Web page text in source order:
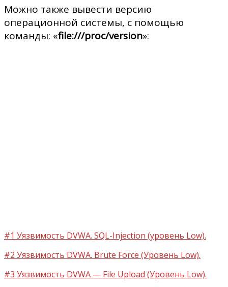
Можно также вывести версию
операционной системы, с помощью
команды: «file:///proc/version»:
#1 Уязвимость DVWA. SQL-Injection (уровень Low).
#2 Уязвимость DVWA. Brute Force (Уровень Low).
#3 Уязвимость DVWA — File Upload (Уровень Low).